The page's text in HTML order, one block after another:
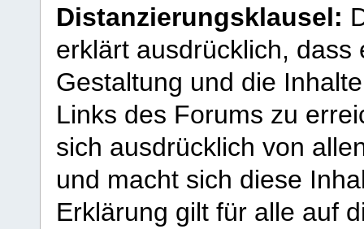
Distanzierungsklausel:
erklärt ausdrücklich,
Gestaltung und die
Links des Forums zu
sich ausdrücklich von
und macht sich diese
Erklärung gilt für alle auf